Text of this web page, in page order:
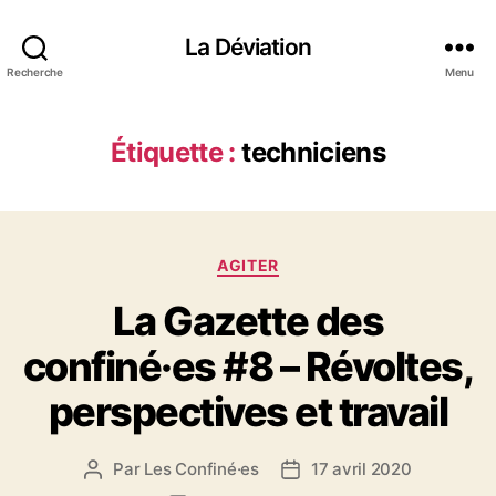
Recherche
La Déviation
Menu
Étiquette : techniciens
C
t
é
g
o
r
i
s
AGITER
La Gazette des
confiné·es #8 – Révoltes,
perspectives et travail
A Par Les Confiné·es
D 17 avril 2020